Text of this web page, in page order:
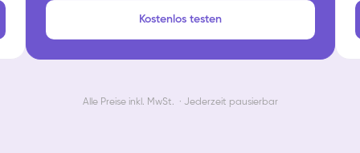
Kostenlos testen
Alle Preise inkl. MwSt. · Jederzeit pausierbar